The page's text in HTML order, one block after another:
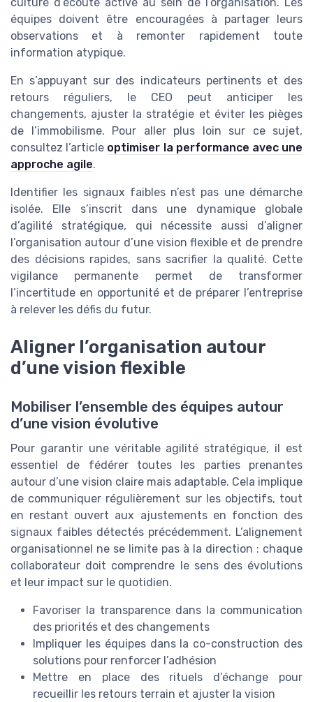
équipes doivent être encouragées à partager leurs
observations et à remonter rapidement toute
information atypique.
En s’appuyant sur des indicateurs pertinents et des
retours réguliers, le CEO peut anticiper les
changements, ajuster la stratégie et éviter les pièges
de l’immobilisme. Pour aller plus loin sur ce sujet,
consultez l’article optimiser la performance avec une
approche agile.
Identifier les signaux faibles n’est pas une démarche
isolée. Elle s’inscrit dans une dynamique globale
d’agilité stratégique, qui nécessite aussi d’aligner
l’organisation autour d’une vision flexible et de prendre
des décisions rapides, sans sacrifier la qualité. Cette
vigilance permanente permet de transformer
l’incertitude en opportunité et de préparer l’entreprise
à relever les défis du futur.
Aligner l’organisation autour
d’une vision flexible
Mobiliser l’ensemble des équipes autour
d’une vision évolutive
Pour garantir une véritable agilité stratégique, il est
essentiel de fédérer toutes les parties prenantes
autour d’une vision claire mais adaptable. Cela implique
de communiquer régulièrement sur les objectifs, tout
en restant ouvert aux ajustements en fonction des
signaux faibles détectés précédemment. L’alignement
organisationnel ne se limite pas à la direction : chaque
collaborateur doit comprendre le sens des évolutions
et leur impact sur le quotidien.
Favoriser la transparence dans la communication
des priorités et des changements
Impliquer les équipes dans la co-construction des
solutions pour renforcer l’adhésion
Mettre en place des rituels d’échange pour
recueillir les retours terrain et ajuster la vision